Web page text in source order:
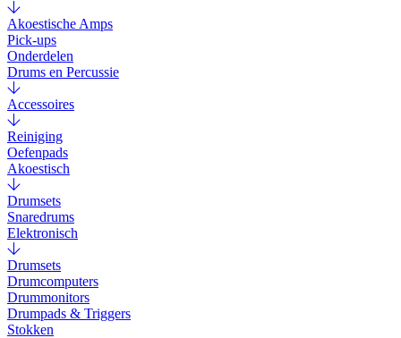
Akoestische Amps
Pick-ups
Onderdelen
Drums en Percussie
Accessoires
Reiniging
Oefenpads
Akoestisch
Drumsets
Snaredrums
Elektronisch
Drumsets
Drumcomputers
Drummonitors
Drumpads & Triggers
Stokken